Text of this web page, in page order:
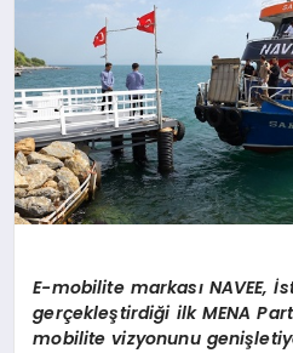
E-mobilite markası NAVEE,
gerçekleştirdiği ilk MENA
mobilitevizyonunu